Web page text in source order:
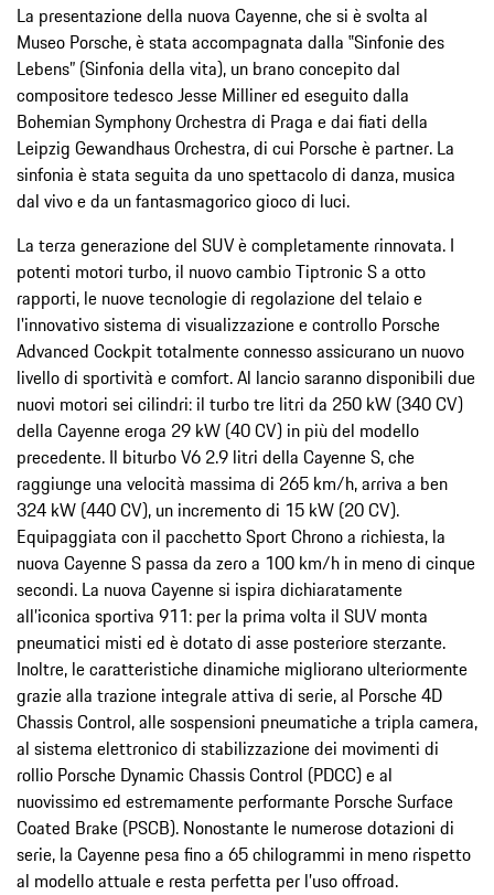
La presentazione della nuova Cayenne, che si è svolta al
Museo Porsche, è stata accompagnata dalla ‟Sinfonie des
Lebens” (Sinfonia della vita), un brano concepito dal
compositore tedesco Jesse Milliner ed eseguito dalla
Bohemian Symphony Orchestra di Praga e dai fiati della
Leipzig Gewandhaus Orchestra, di cui Porsche è partner. La
sinfonia è stata seguita da uno spettacolo di danza, musica
dal vivo e da un fantasmagorico gioco di luci.
La terza generazione del SUV è completamente rinnovata. I
potenti motori turbo, il nuovo cambio Tiptronic S a otto
rapporti, le nuove tecnologie di regolazione del telaio e
l'innovativo sistema di visualizzazione e controllo Porsche
Advanced Cockpit totalmente connesso assicurano un nuovo
livello di sportività e comfort. Al lancio saranno disponibili due
nuovi motori sei cilindri: il turbo tre litri da 250 kW (340 CV)
della Cayenne eroga 29 kW (40 CV) in più del modello
precedente. Il biturbo V6 2.9 litri della Cayenne S, che
raggiunge una velocità massima di 265 km/h, arriva a ben
324 kW (440 CV), un incremento di 15 kW (20 CV).
Equipaggiata con il pacchetto Sport Chrono a richiesta, la
nuova Cayenne S passa da zero a 100 km/h in meno di cinque
secondi. La nuova Cayenne si ispira dichiaratamente
all’iconica sportiva 911: per la prima volta il SUV monta
pneumatici misti ed è dotato di asse posteriore sterzante.
Inoltre, le caratteristiche dinamiche migliorano ulteriormente
grazie alla trazione integrale attiva di serie, al Porsche 4D
Chassis Control, alle sospensioni pneumatiche a tripla camera,
al sistema elettronico di stabilizzazione dei movimenti di
rollio Porsche Dynamic Chassis Control (PDCC) e al
nuovissimo ed estremamente performante Porsche Surface
Coated Brake (PSCB). Nonostante le numerose dotazioni di
serie, la Cayenne pesa fino a 65 chilogrammi in meno rispetto
al modello attuale e resta perfetta per l’uso offroad.